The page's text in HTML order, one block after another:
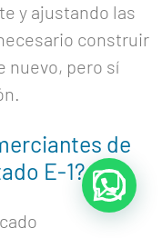
y ajustando las
construir
nuevo, pero sí
de
E-1?